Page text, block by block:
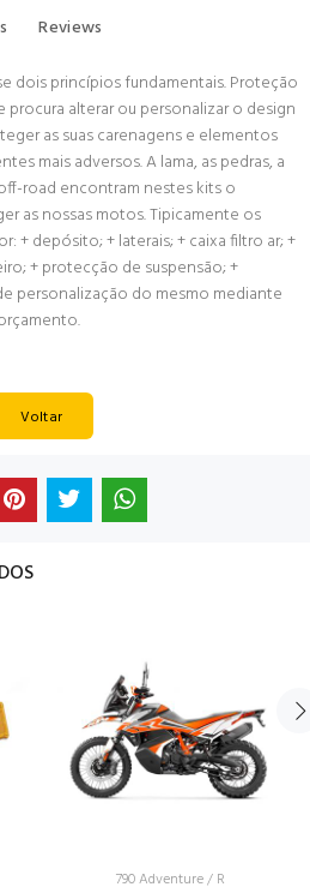
Reviews
dois princípios fundamentais. Proteção
procura alterar ou personalizar o design
as suas carenagens e elementos
mais adversos. A lama, as pedras, a
road encontram nestes kits o
as nossas motos. Tipicamente os
+ depósito; + laterais; + caixa filtro ar; +
+ protecção de suspensão; +
personalização do mesmo mediante
Voltar
790 Adventure / R